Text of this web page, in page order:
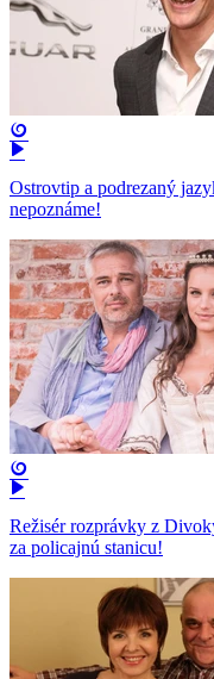
Ostrovtip a podrezaný
nepoznáme!
Režisér rozprávky z
za policajnú stanicu!